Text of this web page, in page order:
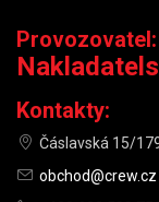
Provozovatel:
Kontakty:
Čáslavská 15/
obchod@crew.cz